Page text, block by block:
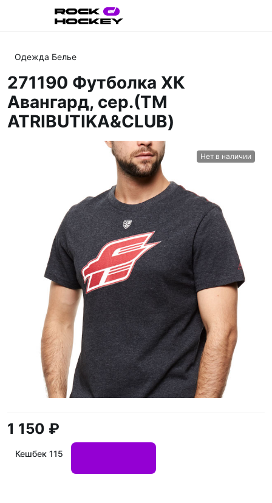
Одежда Белье
271190 Футболка ХК
Авангард, сер.(ТМ
ATRIBUTIKA&CLUB)
Нет в наличии
1 150 ₽
Кешбек 115